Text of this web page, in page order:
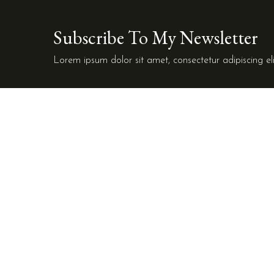
Subscribe To My Newsletter
Lorem ipsum dolor sit amet, consectetur adipiscing